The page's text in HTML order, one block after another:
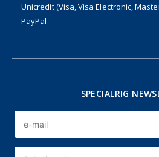
Unicredit (Visa, Visa Electronic,
PayPal
SPECIALRIG